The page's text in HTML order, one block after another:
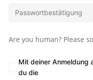
Are you human? Please
Mit deiner Anmeldung
du die